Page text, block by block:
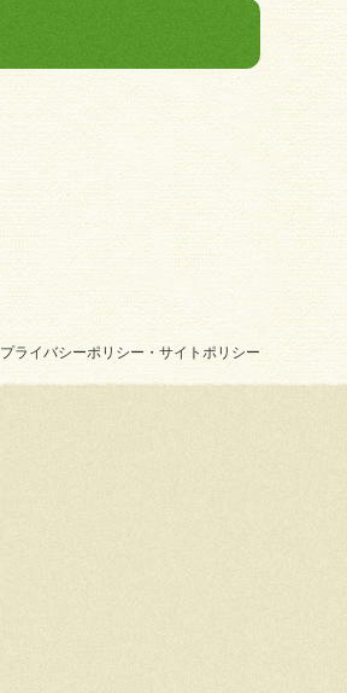
プライバシーポリシー・サイトポリシー